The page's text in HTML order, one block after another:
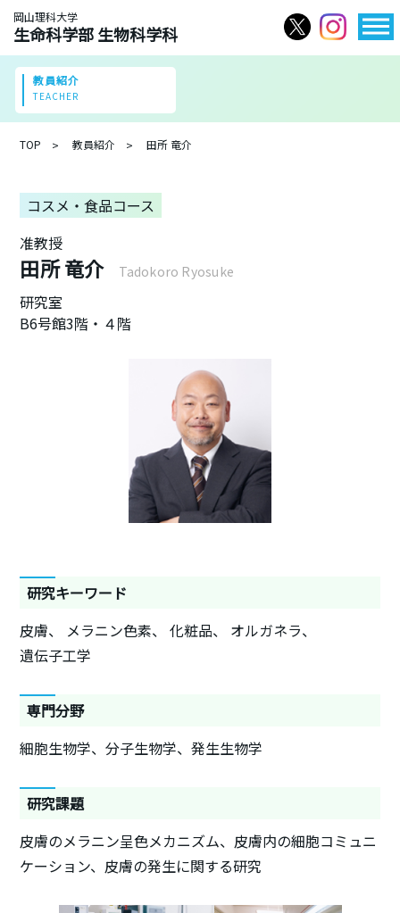
岡山理科大学
生命科学部 生物科学科
教員紹介
TEACHER
TOP 教員紹介 田所 竜介
コスメ・食品コース
准教授
田所 竜介 Tadokoro Ryosuke
研究室
B6号館3階・４階
研究キーワード
皮膚
メラニン色素 化粧品
オルガネラ
遺伝子工学
専門分野
細胞生物学、分子生物学、発生生物学
研究課題
皮膚のメラニン呈色メカニズム、皮膚内の細胞コミュニ
ケーション、皮膚の発生に関する研究